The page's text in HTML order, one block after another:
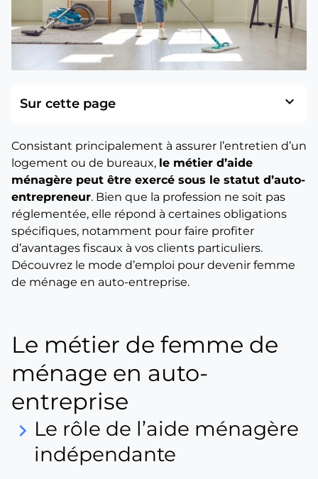
Sur cette page expand_more
Consistant principalement à assurer l’entretien d’un
logement ou de bureaux, le métier d’aide
ménagère peut être exercé sous le statut d’auto-
entrepreneur. Bien que la profession ne soit pas
réglementée, elle répond à certaines obligations
spécifiques, notamment pour faire profiter
d’avantages fiscaux à vos clients particuliers.
Découvrez le mode d’emploi pour devenir femme
de ménage en auto-entreprise.
Le métier de femme de
ménage en auto-
entreprise
keyboard_arrow_right Le rôle de l’aide ménagère
indépendante